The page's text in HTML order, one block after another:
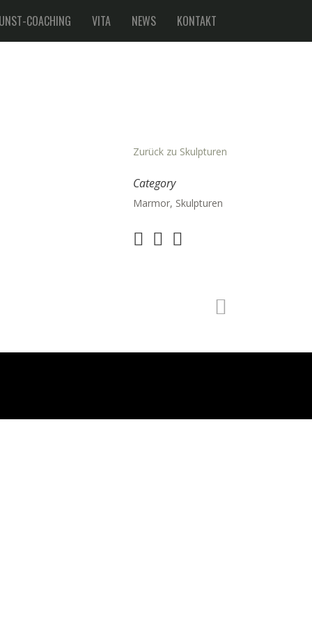
COACHING VITA NEWS KONTAKT
Zurück zu Skulpturen
Category
Marmor, Skulpturen